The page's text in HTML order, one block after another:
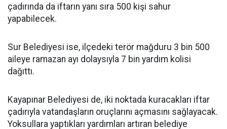
çadırında da iftarın yanı sıra 500 kişi sahur
yapabilecek.
Sur Belediyesi ise, ilçedeki terör mağduru 3 bin 500
aileye ramazan ayı dolaysıyla 7 bin yardım kolisi
dağıttı.
Kayapınar Belediyesi de, iki noktada kuracakları iftar
çadırıyla vatandaşların oruçlarını açmasını sağlayacak.
Yoksullara yaptıkları yardımları artıran belediye